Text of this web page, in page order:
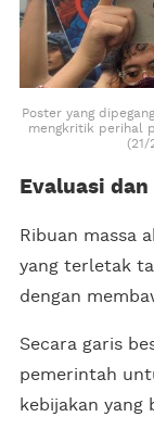
Poster yang
mengkritik perihal
(21/
Evaluasi
Ribuan massa
yang terletak
dengan
Secara garis
pemerintah
kebijakan yang